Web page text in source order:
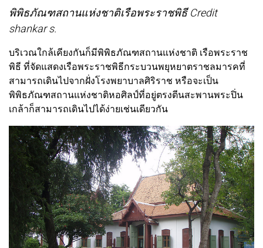
พิพิธภัณฑสถานแห่งชาติเรือพระราชพิธี Credit
shankar s.
บริเวณใกล้เคียงกันก็มีพิพิธภัณฑสถานแห่งชาติ เรือพระราช
พิธี ที่จัดแสดงเรือพระราชพิธีกระบวนพยุหยาตราชลมารคที่
สามารถเดินไปจากฝั่งโรงพยาบาลศิริราช หรือจะเป็น
พิพิธภัณฑสถานแห่งชาติหอศิลป์ที่อยู่ตรงตีนสะพานพระปิ่น
เกล้าก็สามารถเดินไปได้ง่ายเช่นเดียวกัน